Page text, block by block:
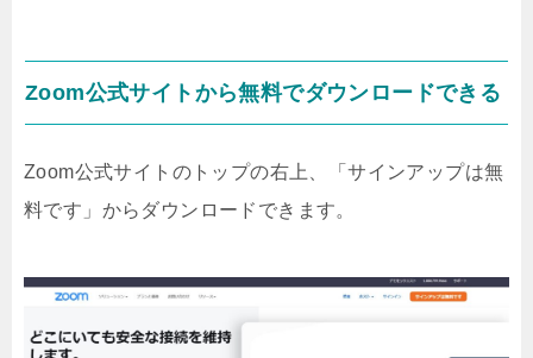
Zoom公式サイトから無料でダウンロードできる
Zoom公式サイトのトップの右上、「サインアップは無
料です」からダウンロードできます。